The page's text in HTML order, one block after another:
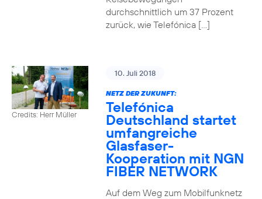
durchschnittlich um 37 Prozent
zurück, wie Telefónica […]
Credits: Herr Müller
10. Juli 2018
NETZ DER ZUKUNFT:
Telefónica
Deutschland startet
umfangreiche
Glasfaser-
Kooperation mit NGN
FIBER NETWORK
Auf dem Weg zum Mobilfunknetz